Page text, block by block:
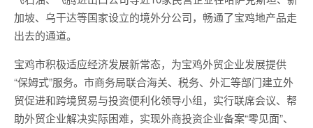
加坡、乌干达等国家设立的境外分公司，畅通了宝鸡地产品走
出去的通道。
宝鸡市积极适应经济发展新常态，为宝鸡外贸企业发展提供
“保姆式”服务。市商务局联合海关、税务、外汇等部门建立外
贸促进和跨境贸易与投资便利化领导小组，实行联席会议、帮
助外贸企业解决实际困难，实现外商投资企业备案“零见面”、